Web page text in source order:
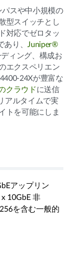
パスや中小規模の
型スイッチとし
対応でゼロタッ
あり、Juniper®
ィング、構成お
エクスペリエン
24Xが豊富な
クラウドに送信
アルタイムで実
トを可能にしま
アップリン
10GbE 非
を含む一般的